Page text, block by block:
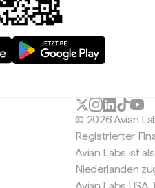
© 2026 Avian
Registrierter
Avian Labs ist
Niederlanden